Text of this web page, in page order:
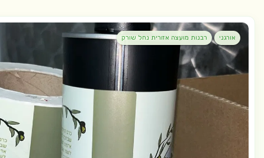
אורגני רבנות מועצה אזורית נחל שורק